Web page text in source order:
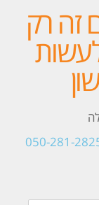
זה רק
050-281-